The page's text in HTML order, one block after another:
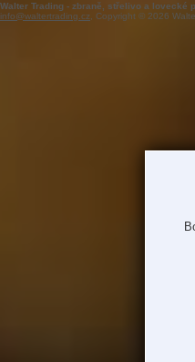
Walter Trading - zbraně, střelivo a lovecké
info@waltertrading.cz , Copyright © 2026